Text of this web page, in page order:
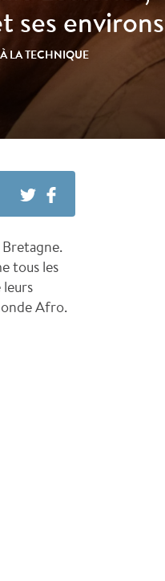
ses environs
LA TECHNIQUE
tous les
Afro.